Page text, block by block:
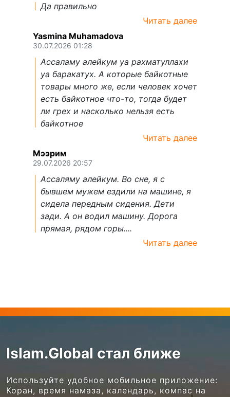
Да правильно
Читать далее
Yasmina Muhamadova
30.07.2026 01:28
Ассаламу алейкум уа рахматуллахи
уа баракатух. А которые байкотные
товары много же, если человек хочет
есть байкотное что-то, тогда будет
ли грех и насколько нельзя есть
байкотное
Читать далее
Мээрим
29.07.2026 20:57
Ассаляму алейкум. Во сне, я с
бывшем мужем ездили на машине, я
сидела передным сидения. Дети
зади. А он водил машину. Дорога
прямая, рядом горы....
Читать далее
Islam.Global стал ближе
Используйте удобное мобильное приложение:
Коран, время намаза, календарь, компас на